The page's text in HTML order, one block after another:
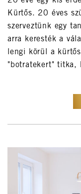
Kürtős. 20 éves
szerveztünk egy
arra keresték a
lengi körül a
"botratekert" titka,